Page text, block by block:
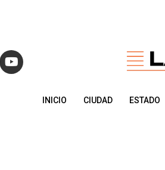
INICIO CIUDAD ESTADO